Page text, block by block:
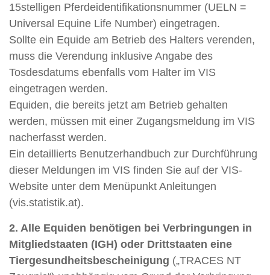
15stelligen Pferdeidentifikationsnummer (UELN =
Universal Equine Life Number) eingetragen.
Sollte ein Equide am Betrieb des Halters verenden,
muss die Verendung inklusive Angabe des
Tosdesdatums ebenfalls vom Halter im VIS
eingetragen werden.
Equiden, die bereits jetzt am Betrieb gehalten
werden, müssen mit einer Zugangsmeldung im VIS
nacherfasst werden.
Ein detaillierts Benutzerhandbuch zur Durchführung
dieser Meldungen im VIS finden Sie auf der VIS-
Website unter dem Menüpunkt Anleitungen
(vis.statistik.at).
2. Alle Equiden benötigen bei Verbringungen in
Mitgliedstaaten (IGH) oder Drittstaaten eine
Tiergesundheitsbescheinigung („TRACES NT